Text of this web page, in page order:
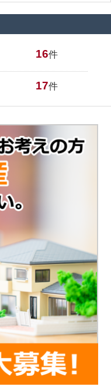
16件
17件